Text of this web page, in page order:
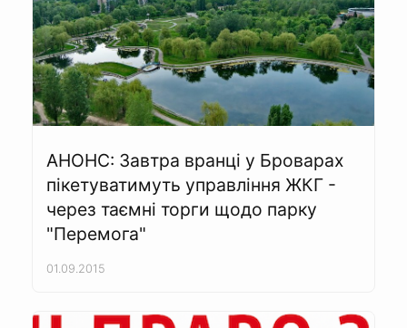
АНОНС: Завтра вранці у Броварах
пікетуватимуть управління ЖКГ -
через таємні торги щодо парку
"Перемога"
01.09.2015